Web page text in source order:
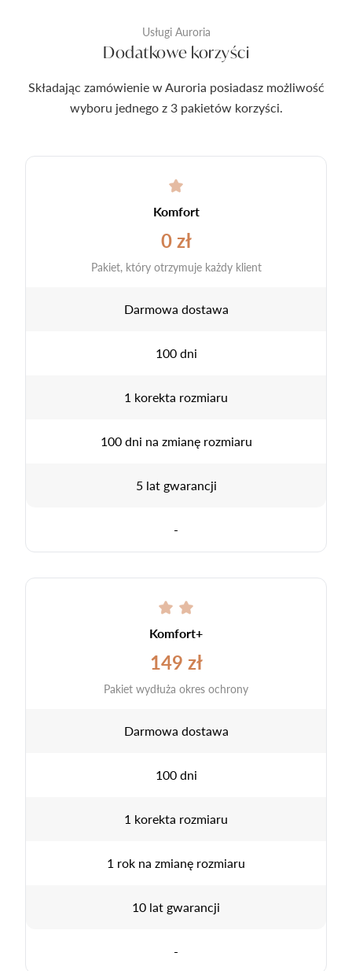
Usługi Auroria
Dodatkowe korzyści
Składając zamówienie w Auroria posiadasz możliwość
wyboru jednego z 3 pakietów korzyści.
Komfort
0 zł
Pakiet, który otrzymuje każdy klient
Darmowa dostawa
100 dni
1 korekta rozmiaru
100 dni na zmianę rozmiaru
5 lat gwarancji
-
Komfort+
149 zł
Pakiet wydłuża okres ochrony
Darmowa dostawa
100 dni
1 korekta rozmiaru
1 rok na zmianę rozmiaru
10 lat gwarancji
-